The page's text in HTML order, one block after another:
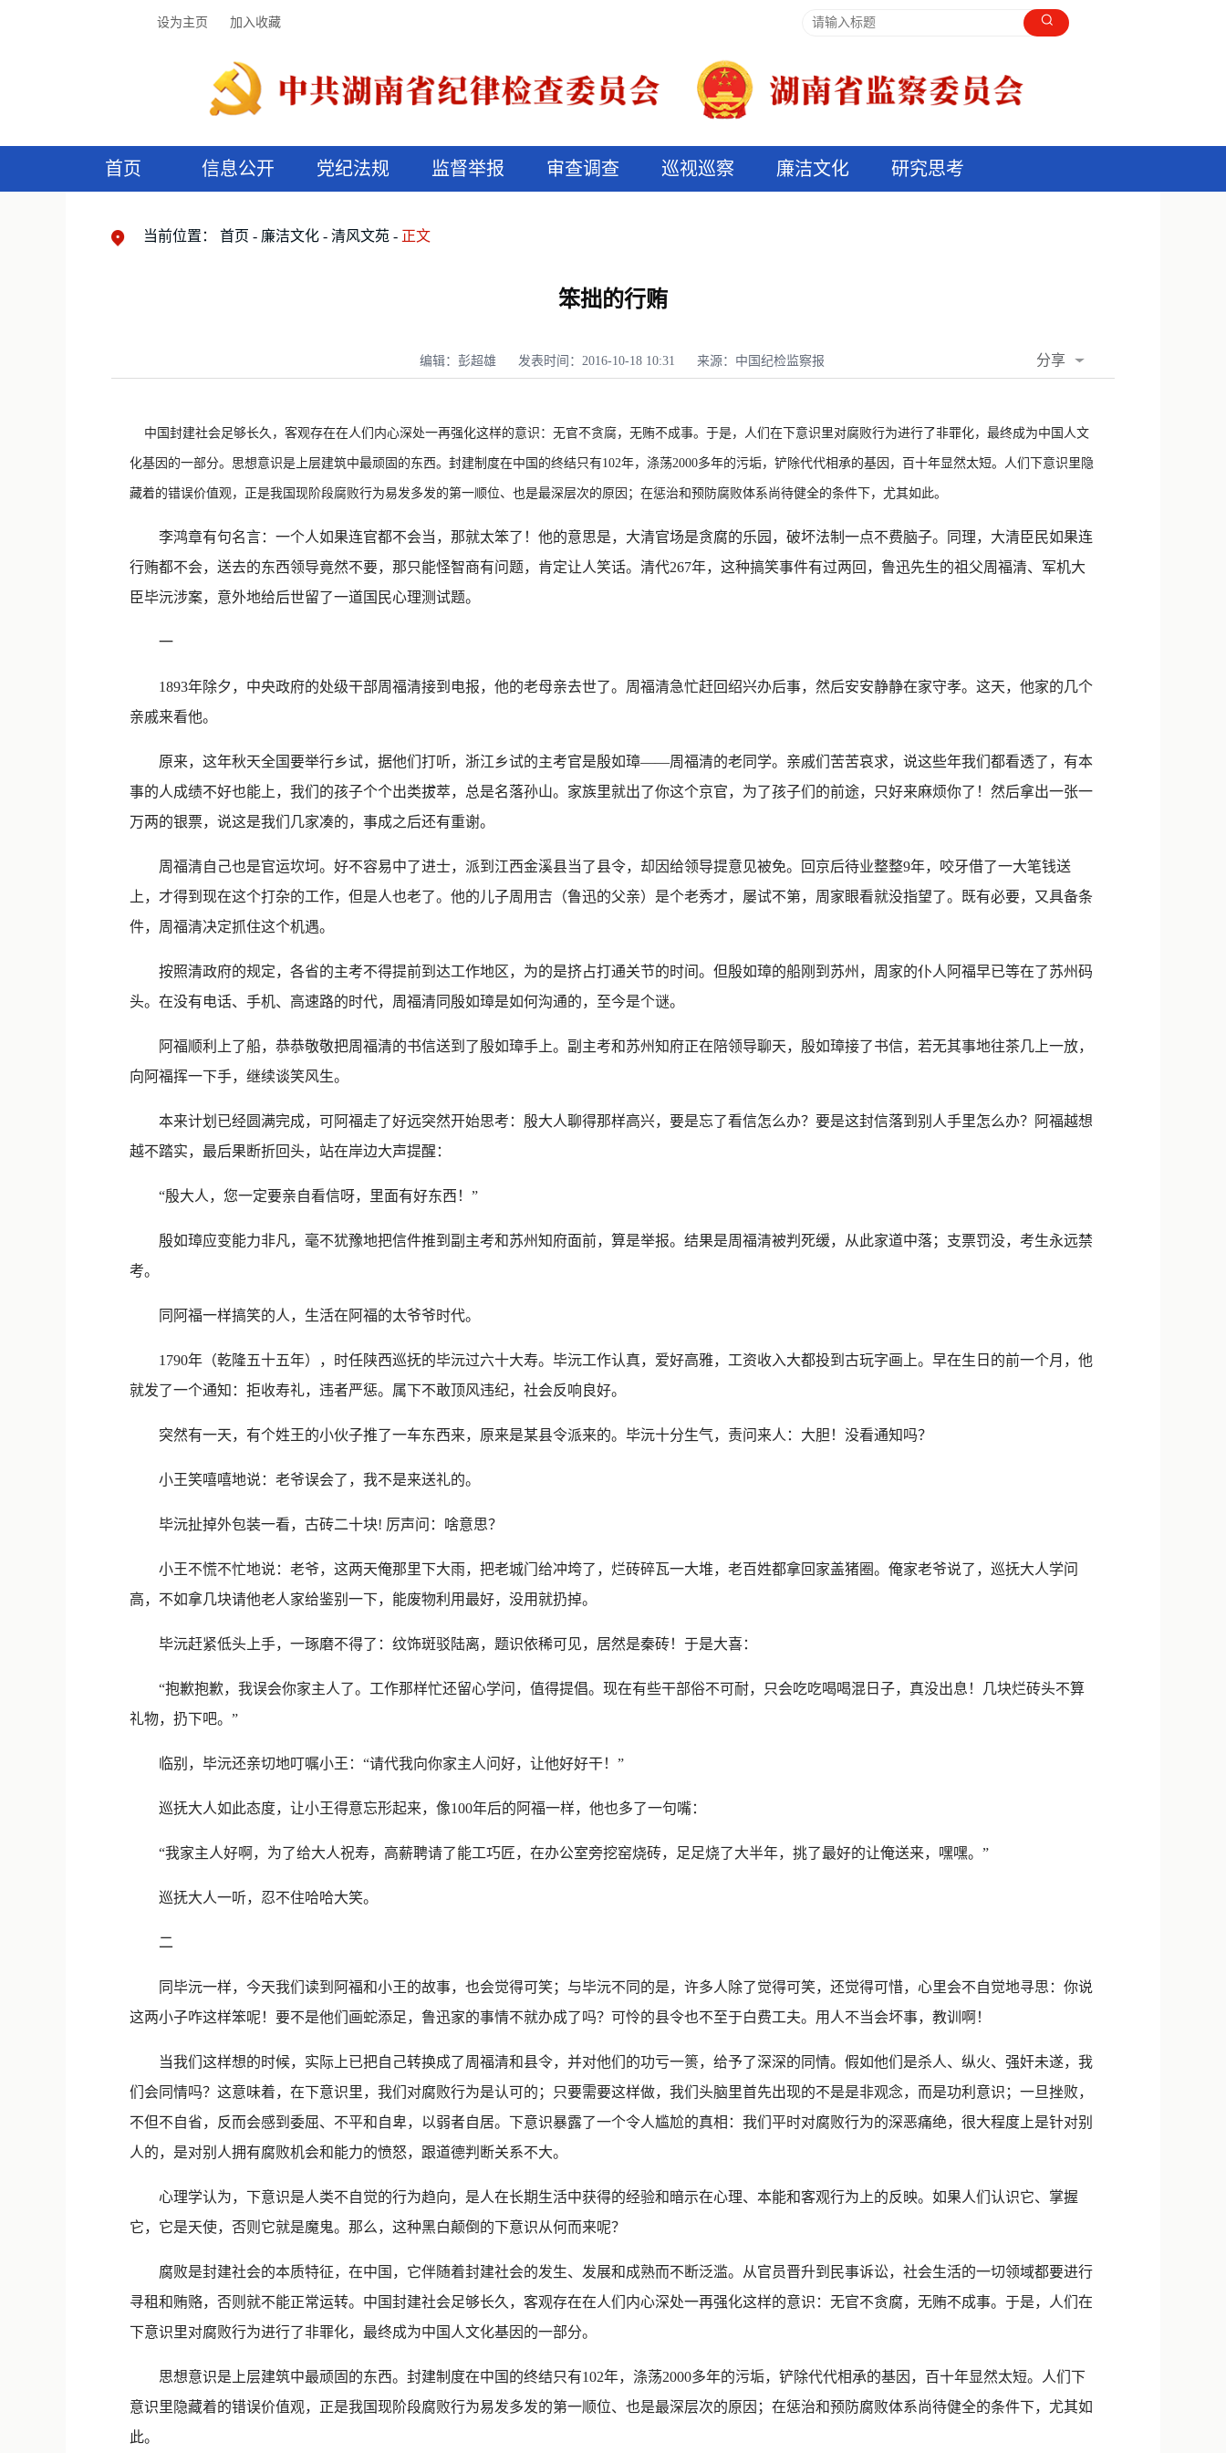
设为主页 加入收藏
首页 信息公开 党纪法规 监督举报 审查调查 巡视巡察 廉洁文化 研究思考
当前位置： 首页 廉洁文化 清风文苑 正文
笨拙的行贿
编辑：彭超雄 发表时间：2016-10-18 10:31 来源：中国纪检监察报 分享
QQ
中国封建社会足够长久，客观存在在人们内心深处一再强化这样的意识：无官不贪腐，无贿不成事。于是，人们在下意识里对腐败行为进行了非罪化，最终成为中国人文
化基因的一部分。思想意识是上层建筑中最顽固的东西。封建制度在中国的终结只有102年，涤荡2000多年的污垢，铲除代代相承的基因，百十年显然太短。人们下意识里隐
藏着的错误价值观，正是我国现阶段腐败行为易发多发的第一顺位、也是最深层次的原因；在惩治和预防腐败体系尚待健全的条件下，尤其如此。
李鸿章有句名言：一个人如果连官都不会当，那就太笨了！他的意思是，大清官场是贪腐的乐园，破坏法制一点不费脑子。同理，大清臣民如果连
行贿都不会，送去的东西领导竟然不要，那只能怪智商有问题，肯定让人笑话。清代267年，这种搞笑事件有过两回，鲁迅先生的祖父周福清、军机大
臣毕沅涉案，意外地给后世留了一道国民心理测试题。
一
1893年除夕，中央政府的处级干部周福清接到电报，他的老母亲去世了。周福清急忙赶回绍兴办后事，然后安安静静在家守孝。这天，他家的几个
亲戚来看他。
原来，这年秋天全国要举行乡试，据他们打听，浙江乡试的主考官是殷如璋——周福清的老同学。亲戚们苦苦哀求，说这些年我们都看透了，有本
事的人成绩不好也能上，我们的孩子个个出类拔萃，总是名落孙山。家族里就出了你这个京官，为了孩子们的前途，只好来麻烦你了！然后拿出一张一
万两的银票，说这是我们几家凑的，事成之后还有重谢。
周福清自己也是官运坎坷。好不容易中了进士，派到江西金溪县当了县令，却因给领导提意见被免。回京后待业整整9年，咬牙借了一大笔钱送
上，才得到现在这个打杂的工作，但是人也老了。他的儿子周用吉（鲁迅的父亲）是个老秀才，屡试不第，周家眼看就没指望了。既有必要，又具备条
件，周福清决定抓住这个机遇。
按照清政府的规定，各省的主考不得提前到达工作地区，为的是挤占打通关节的时间。但殷如璋的船刚到苏州，周家的仆人阿福早已等在了苏州码
头。在没有电话、手机、高速路的时代，周福清同殷如璋是如何沟通的，至今是个谜。
阿福顺利上了船，恭恭敬敬把周福清的书信送到了殷如璋手上。副主考和苏州知府正在陪领导聊天，殷如璋接了书信，若无其事地往茶几上一放，
向阿福挥一下手，继续谈笑风生。
本来计划已经圆满完成，可阿福走了好远突然开始思考：殷大人聊得那样高兴，要是忘了看信怎么办？要是这封信落到别人手里怎么办？阿福越想
越不踏实，最后果断折回头，站在岸边大声提醒：
“殷大人，您一定要亲自看信呀，里面有好东西！”
殷如璋应变能力非凡，毫不犹豫地把信件推到副主考和苏州知府面前，算是举报。结果是周福清被判死缓，从此家道中落；支票罚没，考生永远禁
考。
同阿福一样搞笑的人，生活在阿福的太爷爷时代。
1790年（乾隆五十五年），时任陕西巡抚的毕沅过六十大寿。毕沅工作认真，爱好高雅，工资收入大都投到古玩字画上。早在生日的前一个月，他
就发了一个通知：拒收寿礼，违者严惩。属下不敢顶风违纪，社会反响良好。
突然有一天，有个姓王的小伙子推了一车东西来，原来是某县令派来的。毕沅十分生气，责问来人：大胆！没看通知吗？
小王笑嘻嘻地说：老爷误会了，我不是来送礼的。
毕沅扯掉外包装一看，古砖二十块! 厉声问：啥意思？
小王不慌不忙地说：老爷，这两天俺那里下大雨，把老城门给冲垮了，烂砖碎瓦一大堆，老百姓都拿回家盖猪圈。俺家老爷说了，巡抚大人学问
高，不如拿几块请他老人家给鉴别一下，能废物利用最好，没用就扔掉。
毕沅赶紧低头上手，一琢磨不得了：纹饰斑驳陆离，题识依稀可见，居然是秦砖！于是大喜：
“抱歉抱歉，我误会你家主人了。工作那样忙还留心学问，值得提倡。现在有些干部俗不可耐，只会吃吃喝喝混日子，真没出息！几块烂砖头不算
礼物，扔下吧。”
临别，毕沅还亲切地叮嘱小王：“请代我向你家主人问好，让他好好干！”
巡抚大人如此态度，让小王得意忘形起来，像100年后的阿福一样，他也多了一句嘴：
“我家主人好啊，为了给大人祝寿，高薪聘请了能工巧匠，在办公室旁挖窑烧砖，足足烧了大半年，挑了最好的让俺送来，嘿嘿。”
巡抚大人一听，忍不住哈哈大笑。
二
同毕沅一样，今天我们读到阿福和小王的故事，也会觉得可笑；与毕沅不同的是，许多人除了觉得可笑，还觉得可惜，心里会不自觉地寻思：你说
这两小子咋这样笨呢！要不是他们画蛇添足，鲁迅家的事情不就办成了吗？可怜的县令也不至于白费工夫。用人不当会坏事，教训啊！
当我们这样想的时候，实际上已把自己转换成了周福清和县令，并对他们的功亏一篑，给予了深深的同情。假如他们是杀人、纵火、强奸未遂，我
们会同情吗？这意味着，在下意识里，我们对腐败行为是认可的；只要需要这样做，我们头脑里首先出现的不是是非观念，而是功利意识；一旦挫败，
不但不自省，反而会感到委屈、不平和自卑，以弱者自居。下意识暴露了一个令人尴尬的真相：我们平时对腐败行为的深恶痛绝，很大程度上是针对别
人的，是对别人拥有腐败机会和能力的愤怒，跟道德判断关系不大。
心理学认为，下意识是人类不自觉的行为趋向，是人在长期生活中获得的经验和暗示在心理、本能和客观行为上的反映。如果人们认识它、掌握
它，它是天使，否则它就是魔鬼。那么，这种黑白颠倒的下意识从何而来呢？
腐败是封建社会的本质特征，在中国，它伴随着封建社会的发生、发展和成熟而不断泛滥。从官员晋升到民事诉讼，社会生活的一切领域都要进行
寻租和贿赂，否则就不能正常运转。中国封建社会足够长久，客观存在在人们内心深处一再强化这样的意识：无官不贪腐，无贿不成事。于是，人们在
下意识里对腐败行为进行了非罪化，最终成为中国人文化基因的一部分。
思想意识是上层建筑中最顽固的东西。封建制度在中国的终结只有102年，涤荡2000多年的污垢，铲除代代相承的基因，百十年显然太短。人们下
意识里隐藏着的错误价值观，正是我国现阶段腐败行为易发多发的第一顺位、也是最深层次的原因；在惩治和预防腐败体系尚待健全的条件下，尤其如
此。